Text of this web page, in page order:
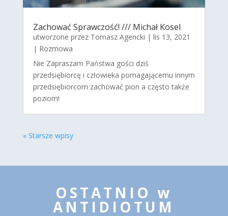
Zachować Sprawczość! /// Michał Kosel
utworzone przez Tomasz Agencki | lis 13, 2021
| Rozmowa
Nie Zapraszam Państwa gości dziś
przedsiębiorcę i człowieka pomagającemu innym
przedsiębiorcom zachować pion a często także
poziom!
« Starsze wpisy
OSTATNIO w
ANTIDIOTUM